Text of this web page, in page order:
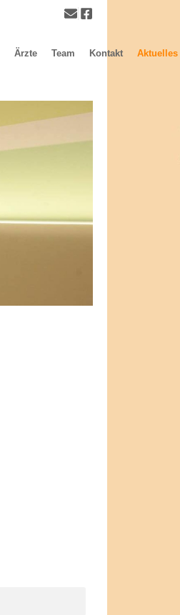
Ärzte Team Kontakt Aktuelles